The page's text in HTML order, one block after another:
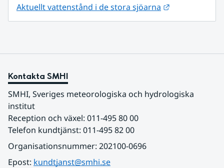
Aktuellt vattenstånd i de stora sjöarna
Kontakta SMHI
SMHI, Sveriges meteorologiska och hydrologiska
institut
Reception och växel: 011-495 80 00
Telefon kundtjänst: 011-495 82 00
Organisationsnummer: 202100-0696
Epost: kundtjanst@smhi.se